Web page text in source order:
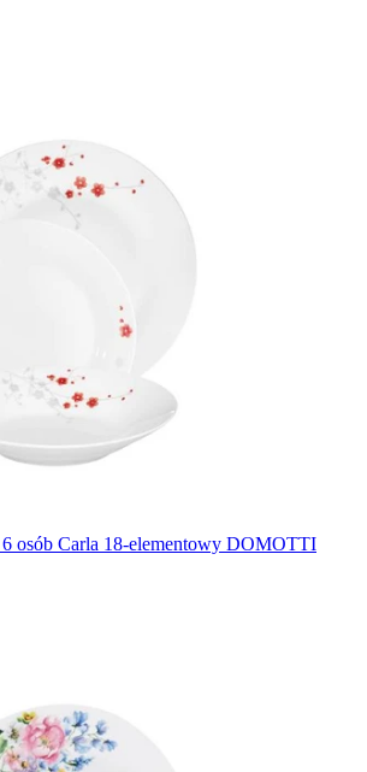
osób Carla 18-elementowy DOMOTTI